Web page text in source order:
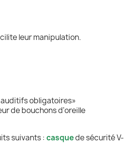
leur manipulation.
obligatoires»
de bouchons d'oreille
suivants : casquede sécurité V-